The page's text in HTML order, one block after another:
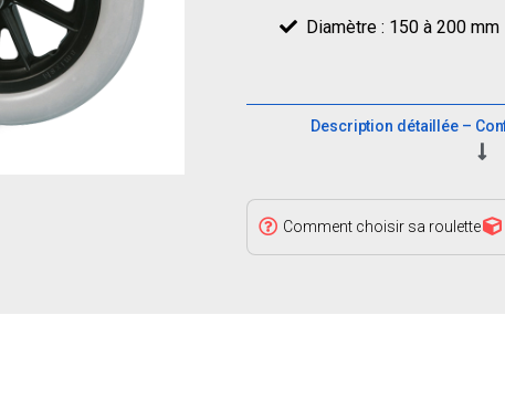
Diamètre : 150 à 200 mm
Description détaillée –
Comment choisir sa roulette